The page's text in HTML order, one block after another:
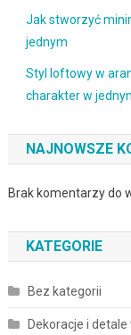
Jak stworzyć
jednym
Styl loftowy w
charakter w
NAJNOWSZE
Brak komentarzy do
KATEGORIE
Bez kategorii
Dekoracje i